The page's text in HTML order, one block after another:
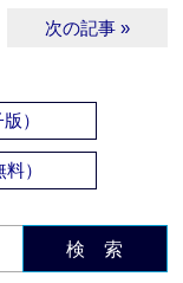
次の記事 »
）
）
検 索